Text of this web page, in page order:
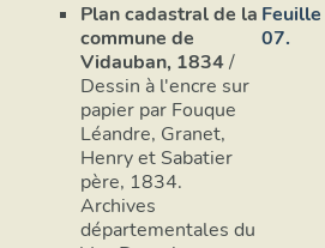
Plan cadastral de la
commune de
Vidauban, 1834/
Dessin à l'encre sur
papier par Fouque
Léandre, Granet,
Henry et Sabatier
père, 1834.
Archives
départementales du
Feuille
07.